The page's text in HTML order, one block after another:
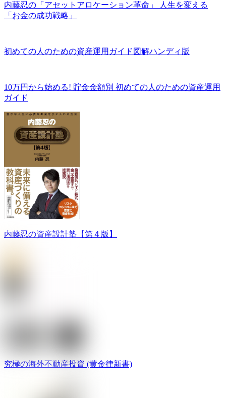
内藤忍の「アセットアロケーション革命」 人生を変える
「お金の成功戦略」
初めての人のための資産運用ガイド図解ハンディ版
10万円から始める! 貯金金額別 初めての人のための資産運用
ガイド
内藤忍の資産設計塾【第４版】
究極の海外不動産投資 (黄金律新書)